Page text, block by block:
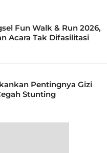
Fun Walk & Run 2026,
Acara Tak Difasilitasi
Pentingnya Gizi
Stunting